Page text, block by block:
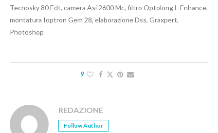
Tecnosky 80 Edt, camera Asi 2600 Mc, filtro Optolong L-Enhance,
montatura Ioptron Gem 28, elaborazione Dss, Graxpert,
Photoshop
9
REDAZIONE
Follow Author